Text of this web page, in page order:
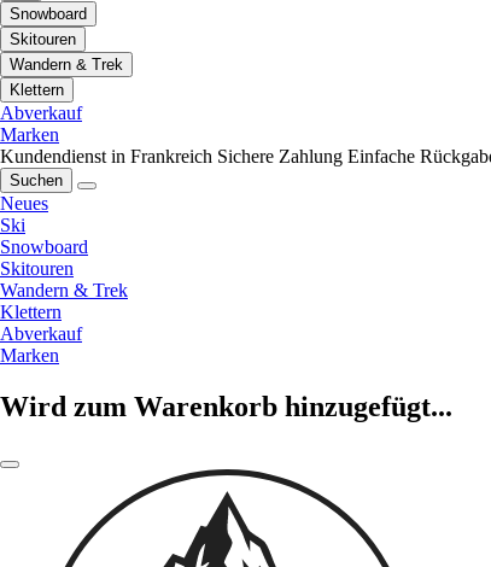
Snowboard
Skitouren
Wandern & Trek
Klettern
Abverkauf
Marken
Kundendienst in Frankreich Sichere Zahlung Einfache
Suchen
Neues
Ski
Snowboard
Skitouren
Wandern & Trek
Klettern
Abverkauf
Marken
Wird zum Warenkorb hinzugefügt...